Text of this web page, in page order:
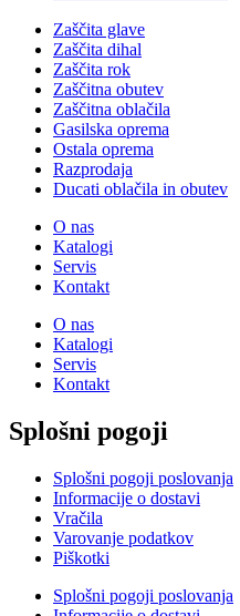
Zaščita glave
Zaščita dihal
Zaščita rok
Zaščitna obutev
Zaščitna oblačila
Gasilska oprema
Ostala oprema
Razprodaja
Ducati oblačila in obutev
O nas
Katalogi
Servis
Kontakt
O nas
Katalogi
Servis
Kontakt
Splošni pogoji
Splošni pogoji poslovanja
Informacije o dostavi
Vračila
Varovanje podatkov
Piškotki
Splošni pogoji poslovanja